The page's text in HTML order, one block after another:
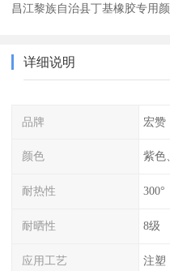
昌江黎族自治县丁基橡胶专用
详细说明
品牌 宏赞
颜色 紫色
耐热性 300°
耐晒性 8级
应用工艺 注塑